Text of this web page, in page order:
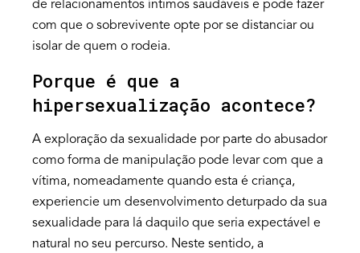
de relacionamentos íntimos saudáveis e pode fazer
com que o sobrevivente opte por se distanciar ou
isolar de quem o rodeia.
Porque é que a
hipersexualização acontece?
A exploração da sexualidade por parte do abusador
como forma de manipulação pode levar com que a
vítima, nomeadamente quando esta é criança,
experiencie um desenvolvimento deturpado da sua
sexualidade para lá daquilo que seria expectável e
natural no seu percurso. Neste sentido, a